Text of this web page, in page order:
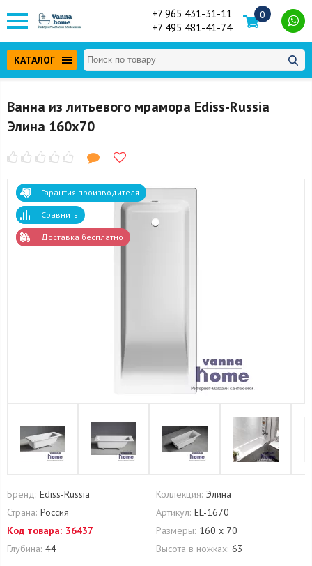
+7 965 431-31-11
+7 495 481-41-74
0
КАТАЛОГ
Ванна из литьевого мрамора Ediss-Russia
Элина 160x70
Гарантия производителя
Сравнить
Доставка бесплатно
Бренд: Ediss-Russia Коллекция: Элина
Страна: Россия Артикул: EL-1670
Код товара: 36437 Размеры: 160 х 70
Глубина: 44 Высота в ножках: 63